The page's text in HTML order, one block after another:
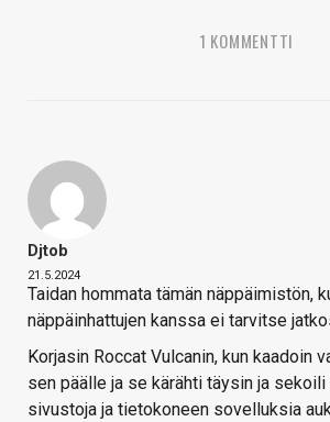
1 KOMMENTTI
Djtob
21.5.2024
Taidan hommata tämän näppäimistön,
näppäinhattujen kanssa ei tarvitse
Korjasin Roccat Vulcanin, kun kaadoin
sen päälle ja se kärähti täysin ja sekoili
sivustoja ja tietokoneen sovelluksia